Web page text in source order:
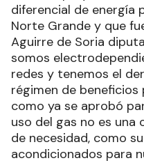
diferencial de energía
Norte Grande y que
Aguirre de Soria
somos
redes y tenemos el
régimen de beneficios
como ya se aprobó
uso del gas no es
de necesidad, como
acondicionados para